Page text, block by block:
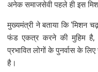
अनेक समाजसेवी पहले ही इस
मुख्यमंत्री ने बताया कि ‘मिशन
फंड एकत्र करने की मुहिम है,
प्रभावित लोगों के पुनर्वास के
है।